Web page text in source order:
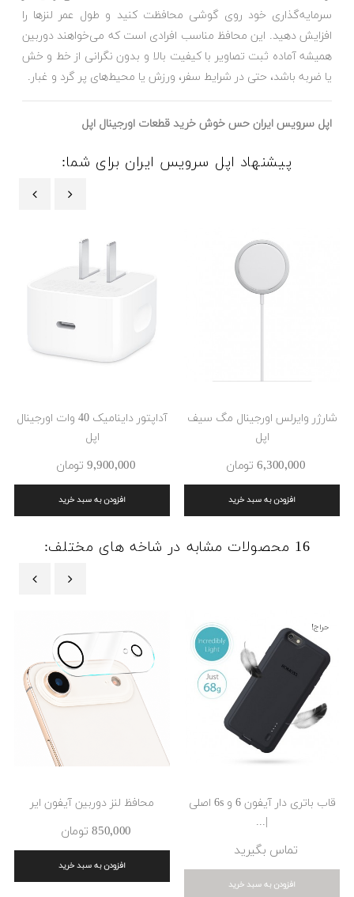
سرمایه‌گذاری خود روی گوشی محافظت کنید و طول عمر لنزها را
افزایش دهید. این محافظ مناسب افرادی است که می‌خواهند دوربین
همیشه آماده ثبت تصاویر با کیفیت بالا و بدون نگرانی از خط و خش
یا ضربه باشد، حتی در شرایط سفر، ورزش یا محیط‌های پر گرد و غبار.
اپل سرویس ایران حس خوش خرید قطعات اورجینال اپل
پیشنهاد اپل سرویس ایران برای شما:
شارژر وایرلس اورجینال مگ سیف
اپل
6٬300٬000 ‎تومان
افزودن به سبد خرید
آداپتور داینامیک 40 وات اورجینال
اپل
9٬900٬000 ‎تومان
افزودن به سبد خرید
16 محصولات مشابه در شاخه های مختلف:
حراج!
قاب باتری دار آیفون 6 و 6s اصلی
|...
تماس بگیرید
افزودن به سبد خرید
محافظ لنز دوربین آیفون ایر
850٬000 ‎تومان
افزودن به سبد خرید